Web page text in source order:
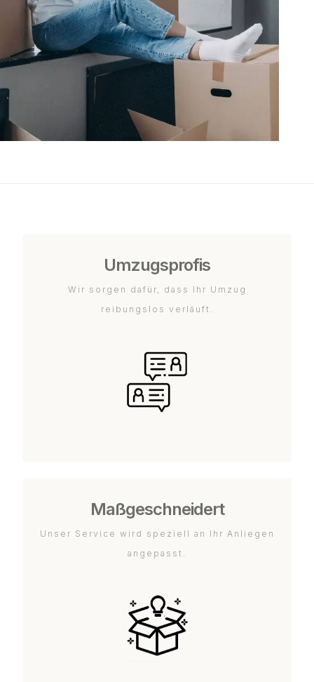
Umzugsprofis
Wir sorgen dafür, dass Ihr Umzug
reibungslos verläuft.
Maßgeschneidert
Unser Service wird speziell an Ihr Anliegen
angepasst.